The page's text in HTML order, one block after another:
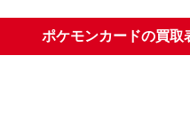
ポケモンカードの買取